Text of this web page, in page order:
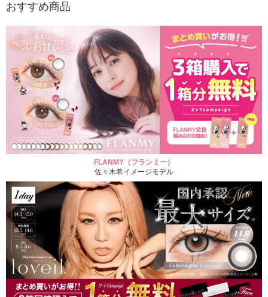
おすすめ商品
FLANMY（フランミー）
佐々木希イメージモデル